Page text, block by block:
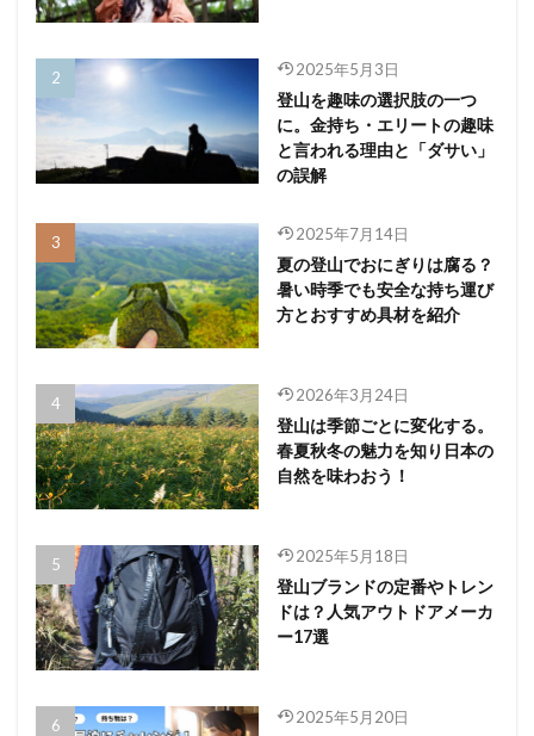
2025年5月3日
登山を趣味の選択肢の一つ
に。金持ち・エリートの趣味
と言われる理由と「ダサい」
の誤解
2025年7月14日
夏の登山でおにぎりは腐る？
暑い時季でも安全な持ち運び
方とおすすめ具材を紹介
2026年3月24日
登山は季節ごとに変化する。
春夏秋冬の魅力を知り日本の
自然を味わおう！
2025年5月18日
登山ブランドの定番やトレン
ドは？人気アウトドアメーカ
ー17選
2025年5月20日